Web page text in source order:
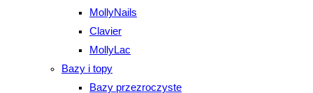
MollyNails
Clavier
MollyLac
Bazy i topy
Bazy przezroczyste